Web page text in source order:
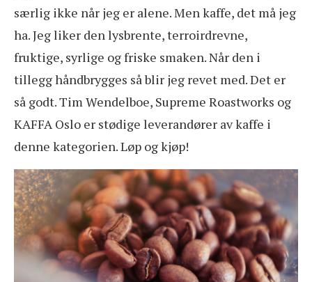
særlig ikke når jeg er alene. Men kaffe, det må jeg
ha. Jeg liker den lysbrente, terroirdrevne,
fruktige, syrlige og friske smaken. Når den i
tillegg håndbrygges så blir jeg revet med. Det er
så godt. Tim Wendelboe, Supreme Roastworks og
KAFFA Oslo er stødige leverandører av kaffe i
denne kategorien. Løp og kjøp!